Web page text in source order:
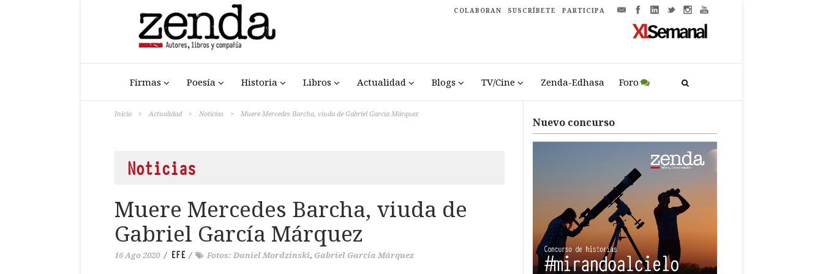
COLABORAN SUSCRÍBETE PARTICIPA
Firmas Poesía Historia Libros Actualidad Blogs TV/Cine Zenda-Edhasa Foro
Inicio > Actualidad > Noticias > Muere Mercedes Barcha, viuda de Gabriel García Márquez
Noticias
Muere Mercedes Barcha, viuda de
Gabriel García Márquez
16 Ago 2020 / EFE / Fotos: Daniel Mordzinski, Gabriel García Márquez
Nuevo concurso